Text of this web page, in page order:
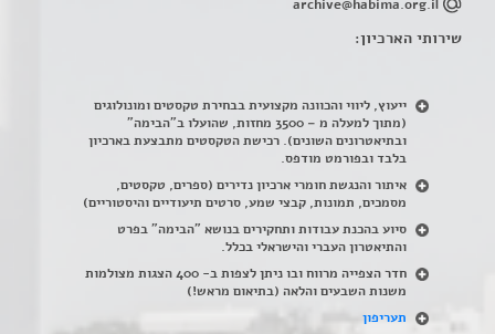
archive@habima.org.il
שירותי הארכיון:
ייעוץ, ליווי והכוונה מקצועית בבחירת טקסטים ומונולוגים
(מתוך למעלה מ – 3500 מחזות, שהועלו ב"הבימה"
ובתיאטרונים השונים). רכישת הטקסטים מתבצעת בארכיון
בלבד ובפורמט מודפס.
איתור והנגשת חומרי ארכיון נדירים (ספרים, טקסטים,
מסמכים, תמונות, קבצי שמע, סרטים תיעודיים והיסטוריים)
סיוע בהכנת עבודות ותחקירים בנושא "הבימה" בפרט
והתיאטרון העברי והישראלי בכלל.
חדר הצפייה מרווח ובו ניתן לצפות ב- 400 הצגות מצולמות
משנות השבעים והלאה (בתיאום מראש!)
תעריפון